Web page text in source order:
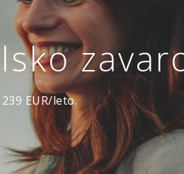
EUR/leto.
toku življenja.
ZAVAROVANJE
ŽIVLJENJA